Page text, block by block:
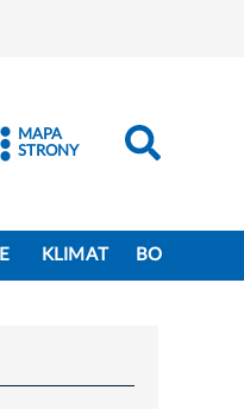
Instagram
- LinkedIn
MAPA
STRONY
KLIMAT BO